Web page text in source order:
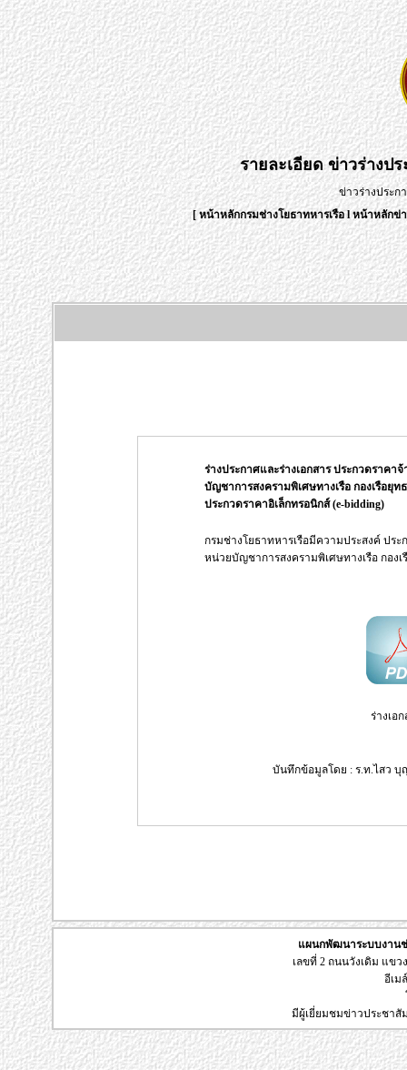
รายละเอียดข่าวร่างป
ข่าวร่างประก
[หน้าหลักกรมช่างโยธาทหารเรือlหน้าหลักข่
ร่างประกาศและร่างเอกสาร ประกวดราค
บัญชาการสงครามพิเศษทางเรือ กองเรือยุ
ประกวดราคาอิเล็กทรอนิกส์ (e-bidding)
กรมช่างโยธาทหารเรือมีความประสงค์ ปร
หน่วยบัญชาการสงครามพิเศษทางเรือ กอง
ร่างเอ
บันทึกข้อมูลโดย : ร.ท.ไสว บุ
แผนกพัฒนาระบบงานช่
เลขที่ 2 ถนนวังเดิม แขว
อีเม
มีผู้เยี่ยมชมข่าวประชา